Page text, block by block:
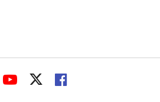
ENLACEENLACEENLACE